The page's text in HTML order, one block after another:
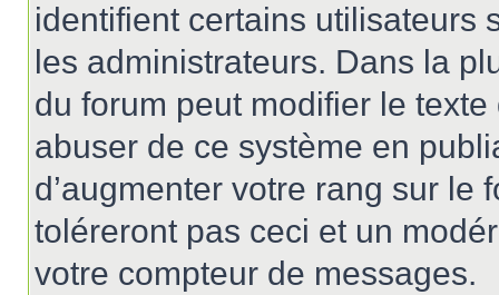
identifient certains utilisateurs
les administrateurs. Dans la
du forum peut modifier le
abuser de ce système en
d’augmenter votre rang sur le
toléreront pas ceci et un
votre compteur de messages.